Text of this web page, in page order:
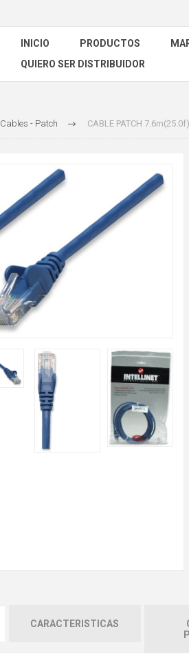
INICIO PRODUCTOS
QUIERO SER DISTRIBUIDOR
Cables - Patch CABLE PATCH
CARACTERISTICAS